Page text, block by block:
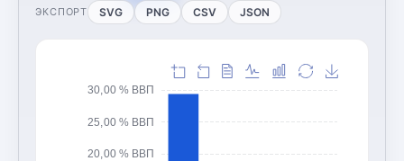
ЭКСПОРТ SVG PNG CSV JSON
20,00 % ВВП
25,00 % ВВП
30,00 % ВВП